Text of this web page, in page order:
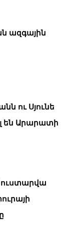
ազգային
ու Սյունե
են Արարատի
ուստարվա